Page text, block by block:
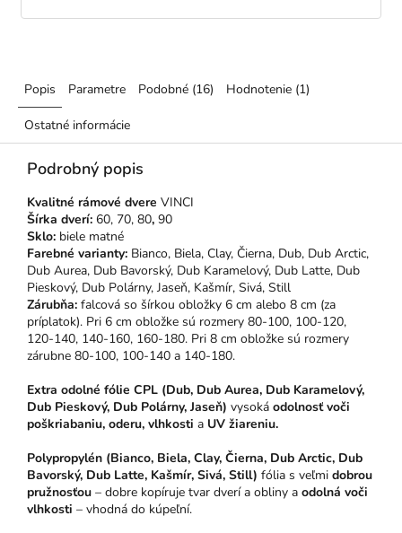
Popis Parametre Podobné (16) Hodnotenie (1)
Ostatné informácie
Podrobný popis
Kvalitné rámové dvere VINCI
Šírka dverí: 60, 70, 80, 90
Sklo: biele matné
Farebné varianty: Bianco, Biela, Clay, Čierna, Dub, Dub Arctic,
Dub Aurea, Dub Bavorský, Dub Karamelový, Dub Latte, Dub
Pieskový, Dub Polárny, Jaseň, Kašmír, Sivá, Still
Zárubňa: falcová so šírkou obložky 6 cm alebo 8 cm (za
príplatok). Pri 6 cm obložke sú rozmery 80-100, 100-120,
120-140, 140-160, 160-180. Pri 8 cm obložke sú rozmery
zárubne 80-100, 100-140 a 140-180.
Extra odolné fólie CPL (Dub, Dub Aurea, Dub Karamelový,
Dub Pieskový, Dub Polárny, Jaseň) vysoká odolnosť voči
poškriabaniu, oderu, vlhkosti a UV žiareniu.
Polypropylén (Bianco, Biela, Clay, Čierna, Dub Arctic, Dub
Bavorský, Dub Latte, Kašmír, Sivá, Still) fólia s veľmi dobrou
pružnosťou – dobre kopíruje tvar dverí a obliny a odolná voči
vlhkosti – vhodná do kúpeľní.